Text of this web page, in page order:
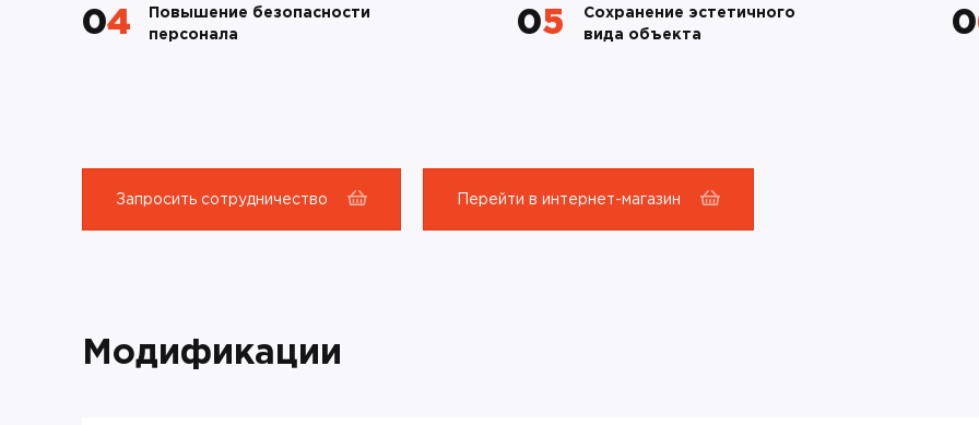
04
Повышение безопасности
персонала
05
Сохранение эстетичного
вида объекта
Запросить сотрудничество Перейти в интернет-магазин
Модификации